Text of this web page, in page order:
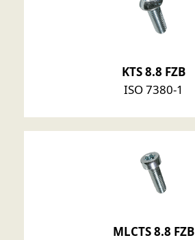
KTS 8.8 FZB
ISO 7380-1
MLCTS 8.8 FZB